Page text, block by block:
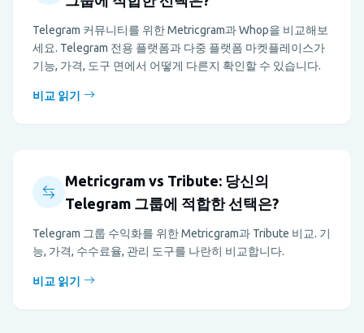
Telegram 커뮤니티를 위한 Metricgram과 Whop을 비교해보
세요. Telegram 전용 플랫폼과 다중 플랫폼 마켓플레이스가
기능, 가격, 도구 면에서 어떻게 다른지 확인할 수 있습니다.
비교 읽기
Metricgram vs Tribute: 당신의
Telegram 그룹에 적합한 선택은?
Telegram 그룹 수익화를 위한 Metricgram과 Tribute 비교. 기
능, 가격, 수수료율, 관리 도구를 나란히 비교합니다.
비교 읽기